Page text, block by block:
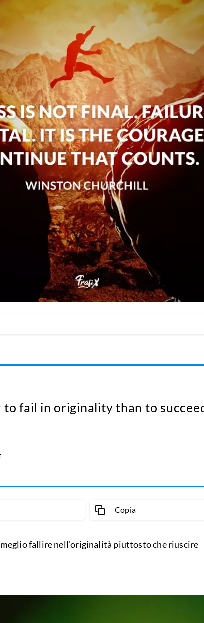
fail in originality than to
Copia
meglio fallire nell'originalità piuttosto che riuscire